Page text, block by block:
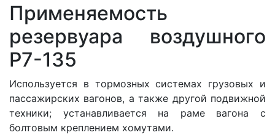
Применяемость
резервуара воздушного
Р7-135
Используется в тормозных системах грузовых и
пассажирских вагонов, а также другой подвижной
техники; устанавливается на раме вагона с
болтовым креплением хомутами.